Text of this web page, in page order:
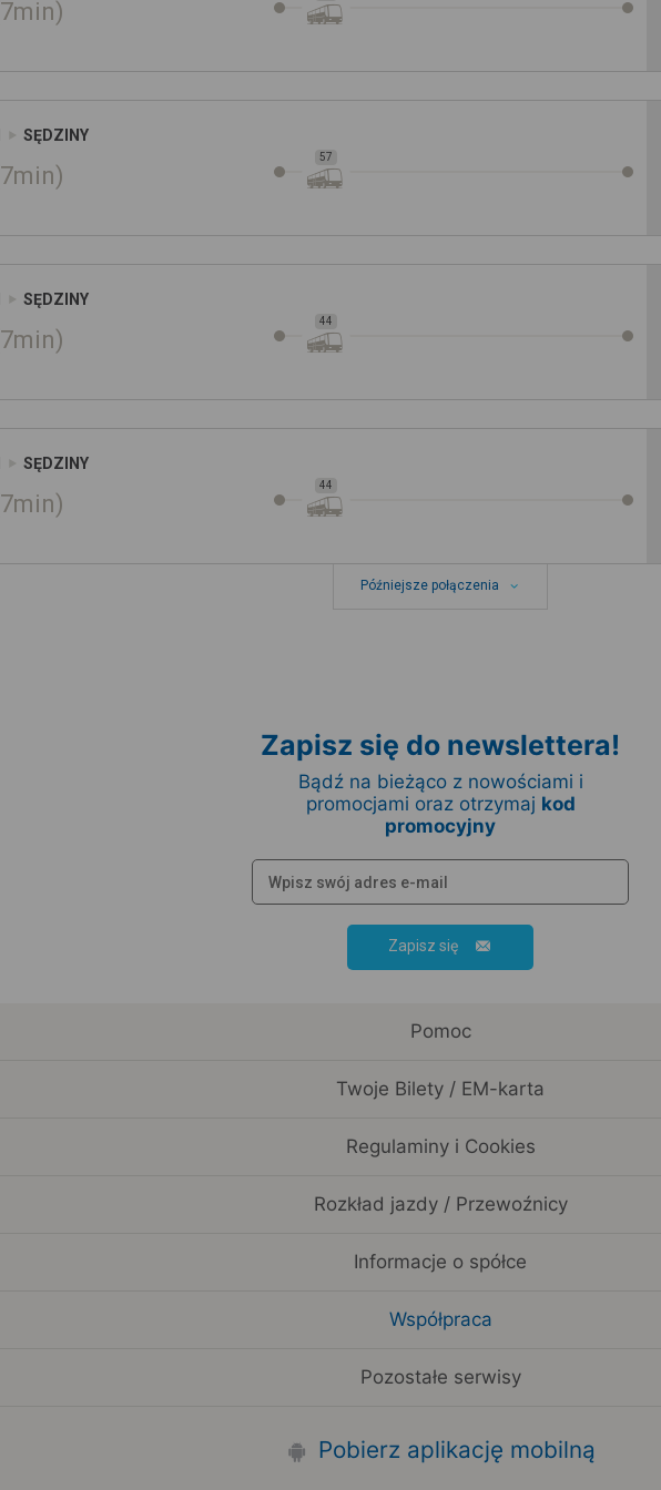
7min
SĘDZINY
7min
57
SĘDZINY
7min
44
SĘDZINY
7min
44
Późniejsze połączenia
Zapisz się do newslettera!
Bądź na bieżąco z nowościami i
promocjami oraz otrzymaj kod
promocyjny
Zapisz się
Pomoc
Twoje Bilety / EM-karta
Regulaminy i Cookies
Rozkład jazdy / Przewoźnicy
Informacje o spółce
Współpraca
Pozostałe serwisy
Pobierz aplikację mobilną